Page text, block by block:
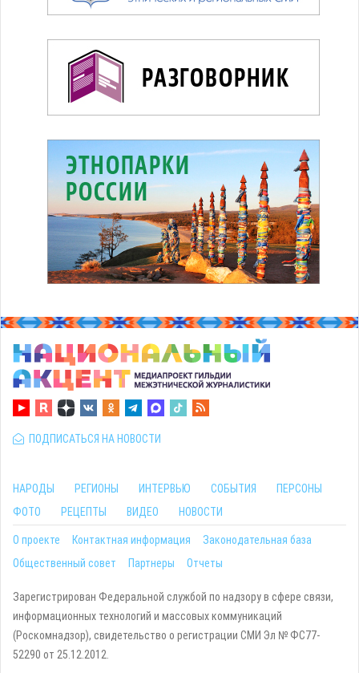
ПОДПИСАТЬСЯ НА НОВОСТИ
НАРОДЫ РЕГИОНЫ ИНТЕРВЬЮ СОБЫТИЯ
ПЕРСОНЫ
ФОТО
РЕЦЕПТЫ ВИДЕО НОВОСТИ
О проекте Контактная информация
Законодательная база
Общественный совет
Партнеры Отчеты
Зарегистрирован Федеральной службой по надзору в сфере связи,
информационных технологий и массовых коммуникаций
(Роскомнадзор), свидетельство о регистрации СМИ Эл № ФС77-
52290 от 25.12.2012.